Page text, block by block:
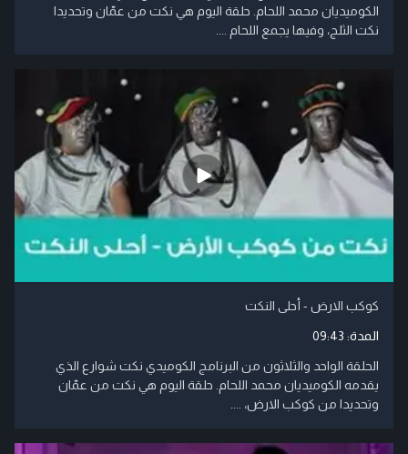
الكوميديان محمد اللحام. حلقة اليوم هي نكت من عمّان وتحديدا
نكت الثلج، وفيها يجمع اللحام ....
كوكب الارض - أحلى النكت
المدة: 09:43
الحلقة الواحد والثلاثون من البرنامج الكوميدي نكت شوارع الذي
يقدمه الكوميديان محمد اللحام. حلقة اليوم هي نكت من عمّان
وتحديدا من كوكب الارض، ....